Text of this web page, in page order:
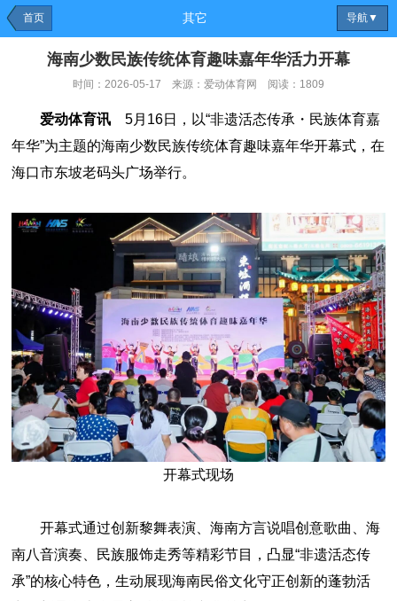
首页 导航▼
其它
海南少数民族传统体育趣味嘉年华活力开幕
时间：2026-05-17 来源：爱动体育网 阅读：1809
爱动体育讯 5月16日，以“非遗活态传承・民族体育嘉
年华”为主题的海南少数民族传统体育趣味嘉年华开幕式，在
海口市东坡老码头广场举行。
开幕式现场
开幕式通过创新黎舞表演、海南方言说唱创意歌曲、海
南八音演奏、民族服饰走秀等精彩节目，凸显“非遗活态传
承”的核心特色，生动展现海南民俗文化守正创新的蓬勃活